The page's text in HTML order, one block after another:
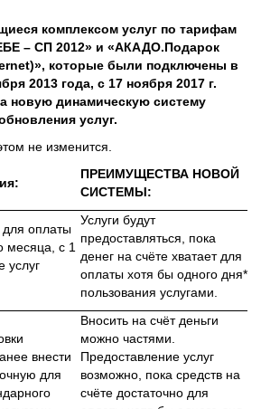
комплексом услуг по тарифам
– СП 2012» и «АКАДО.Подарок
которые были подключены в
2013 года, с 17 ноября 2017 г.
новую динамическую систему
услуг.
не изменится.
ПРЕИМУЩЕСТВА НОВОЙ
СИСТЕМЫ:
для оплаты
месяца, с 1
услуг
Услуги будут
предоставляться, пока
денег на счёте хватает для
оплаты хотя бы одного дня*
пользования услугами.
внести
для
Вносить на счёт деньги
можно частями.
Предоставление услуг
возможно, пока средств на
счёте достаточно для